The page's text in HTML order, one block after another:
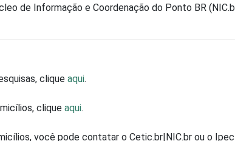
de Informação e Coordenação do Ponto BR
clique aqui.
clique aqui.
você pode contatar o Cetic.br|NIC.br ou o